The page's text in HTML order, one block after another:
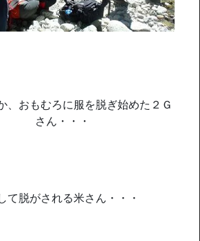
、おもむろに服を脱ぎ始めた２Ｇ
さん・・・
て脱がされる米さん・・・